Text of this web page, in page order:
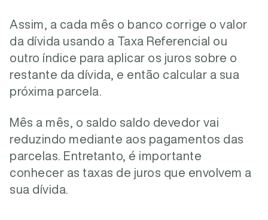
Assim, a cada mês o banco corrige o valor
da dívida usando a Taxa Referencial ou
outro índice para aplicar os juros sobre o
restante da dívida, e então calcular a sua
próxima parcela.
Mês a mês, o saldo saldo devedor vai
reduzindo mediante aos pagamentos das
parcelas. Entretanto, é importante
conhecer as taxas de juros que envolvem a
sua dívida.